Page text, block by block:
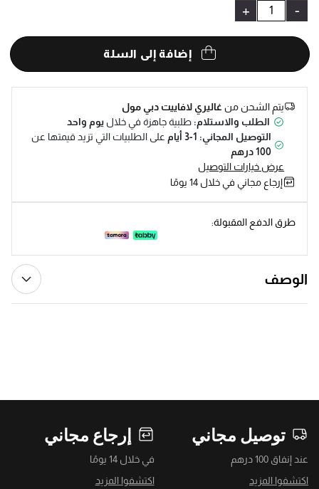
-
+
إضافة إلى السلة
يتم الشحن منغاليري لافاييت دبي مول
الطلب والاستلام: طلبية جاهزة في خلال يوم واحد
التوصيل المجاني: 1-3 أيام
على الطلبيات التي تزيد قيمتها عن
100 درهم
عرض خيارات التوصيل
إرجاع مجاني في خلال 14 يومًا
طرق الدفع المقبولة:
الوصف
توصيل مجاني
عند إنفاق 100 درهم
اكتشفوا المزيد
إرجاع مجاني
في خلال 14 يومًا
اكتشفوا المزيد